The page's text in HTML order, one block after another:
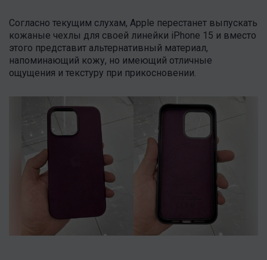
Согласно текущим слухам, Apple перестанет выпускать
кожаные чехлы для своей линейки iPhone 15 и вместо
этого представит альтернативный материал,
напоминающий кожу, но имеющий отличные
ощущения и текстуру при прикосновении.